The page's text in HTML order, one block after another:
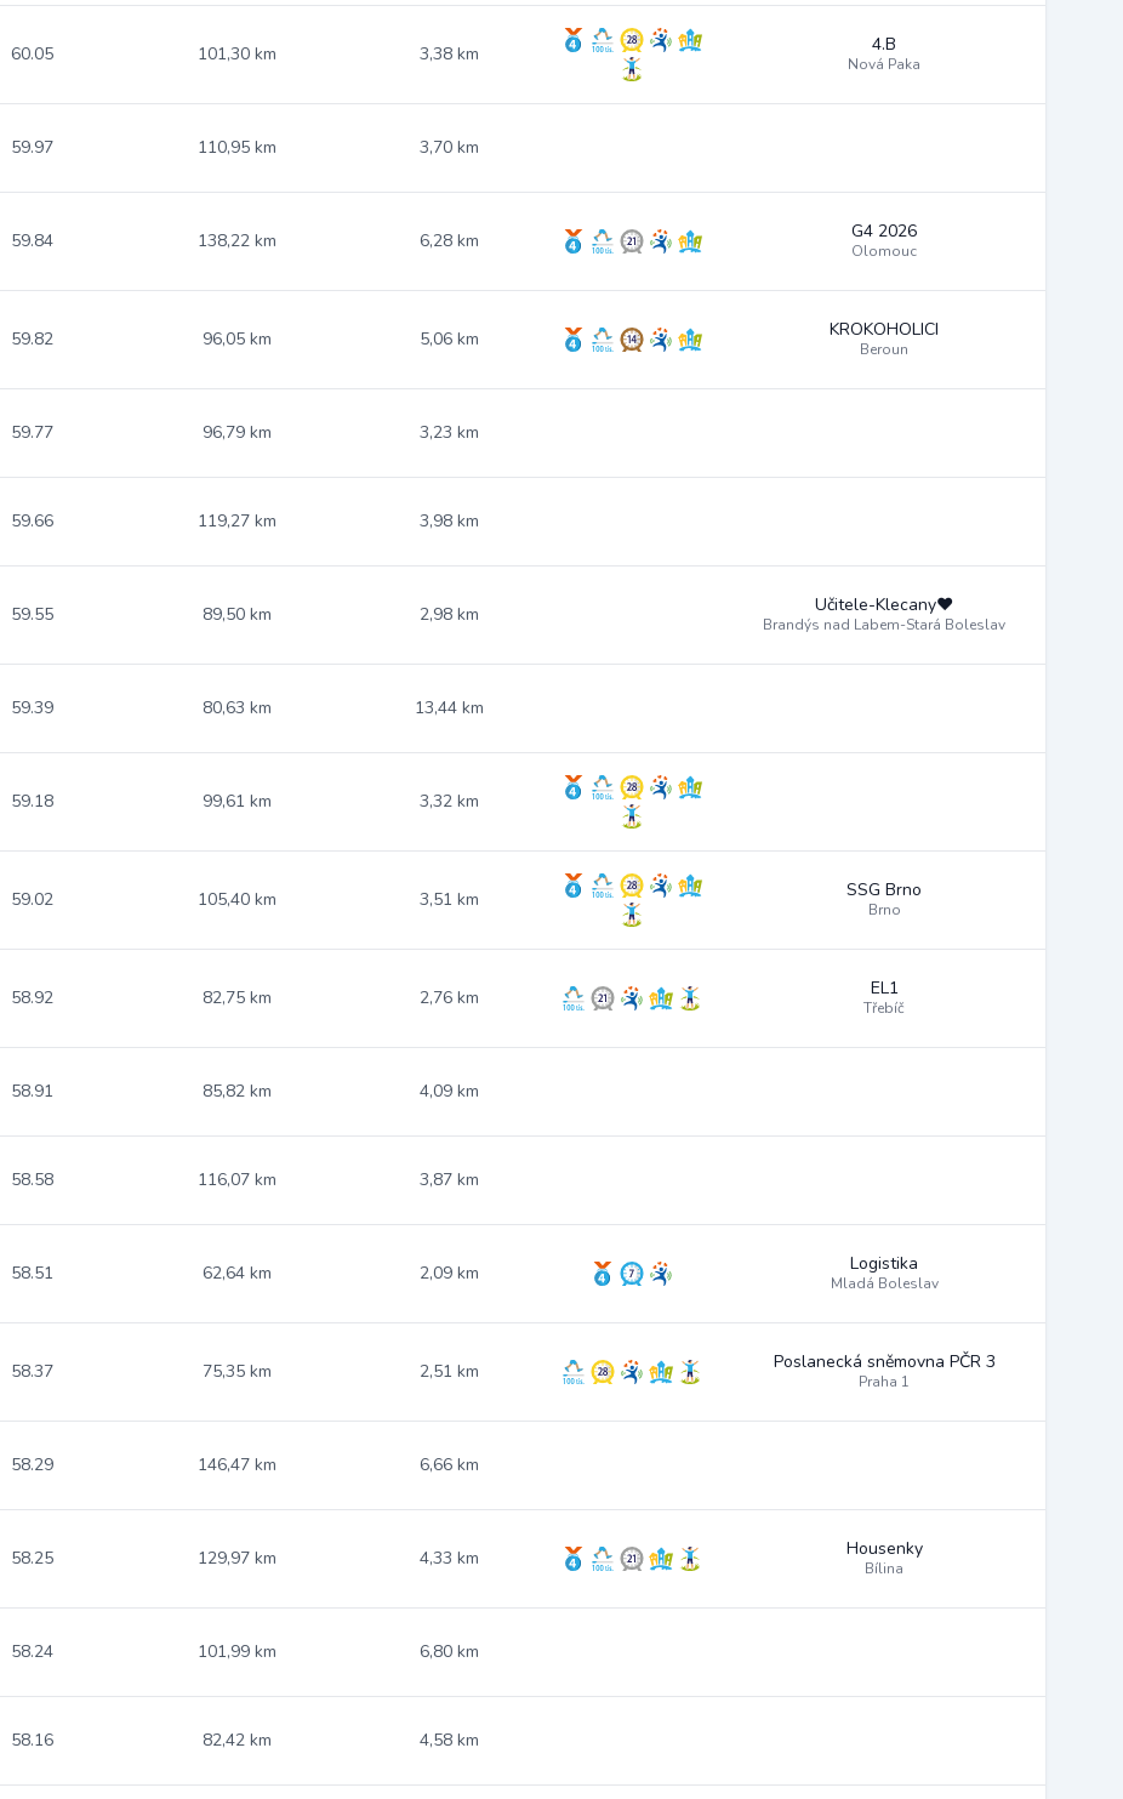
60.05 101,30 km 3,38 km 4.B
Nová Paka
59.97 110,95 km 3,70 km
59.84 138,22 km 6,28 km G4 2026
Olomouc
59.82 96,05 km 5,06 km KROKOHOLICI
Beroun
59.77 96,79 km 3,23 km
59.66 119,27 km 3,98 km
59.55 89,50 km 2,98 km Učitele-Klecany♥️
Brandýs nad Labem-Stará Boleslav
59.39 80,63 km 13,44 km
59.18 99,61 km 3,32 km
59.02 105,40 km 3,51 km SSG Brno
Brno
58.92 82,75 km 2,76 km EL1
Třebíč
58.91 85,82 km 4,09 km
58.58 116,07 km 3,87 km
58.51 62,64 km 2,09 km Logistika
Mladá Boleslav
58.37 75,35 km 2,51 km Poslanecká sněmovna PČR 3
Praha 1
58.29 146,47 km 6,66 km
58.25 129,97 km 4,33 km Housenky
Bílina
58.24 101,99 km 6,80 km
58.16 82,42 km 4,58 km